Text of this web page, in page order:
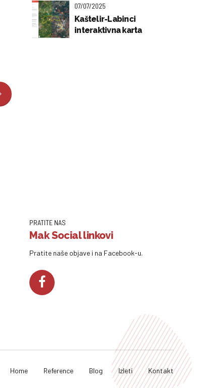
07/07/2025
Kaštelir-Labinci
interaktivna karta
PRATITE NAS
Mak Social linkovi
Pratite naše objave i na Facebook-u.
Home Reference Blog Izleti Kontakt